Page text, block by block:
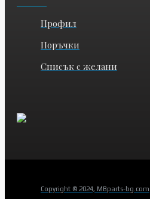
Профил
Поръчки
Списък с желани
Copyright © 2024, MBparts-bg.com